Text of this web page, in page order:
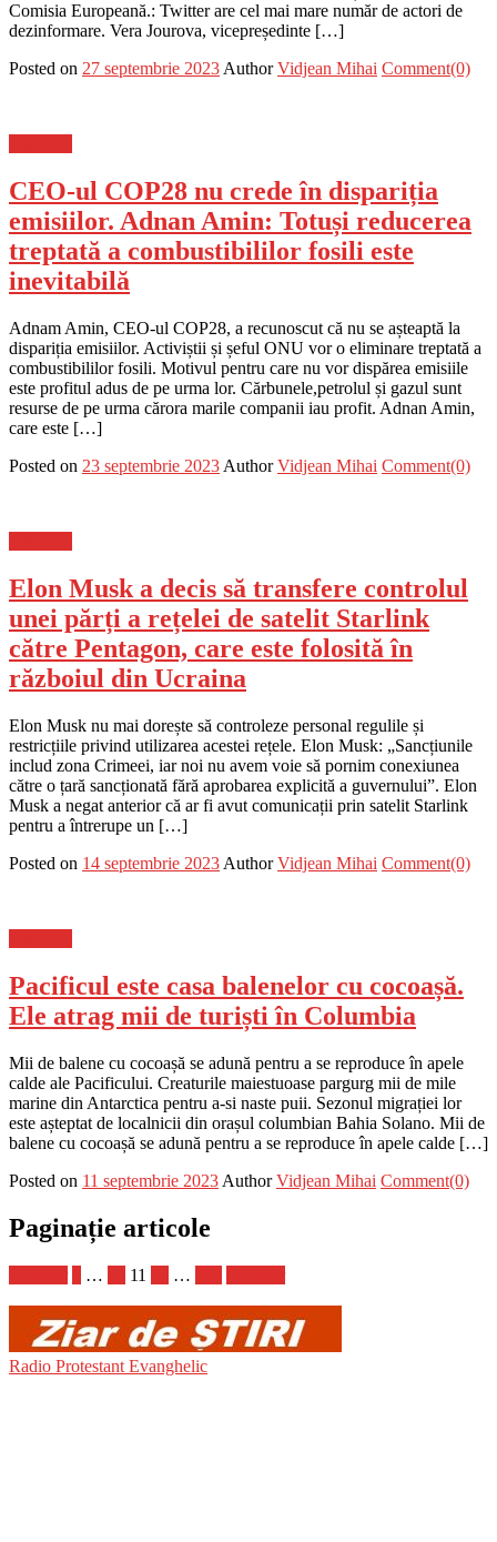
Comisia Europeană.: Twitter are cel mai mare număr de actori de
dezinformare. Vera Jourova, vicepreședinte […]
Posted on 27 septembrie 2023Author Vidjean Mihai Comment(0)
CEO-ul COP28 nu crede în dispariția
emisiilor. Adnan Amin: Totuși reducerea
treptată a combustibililor fosili este
inevitabilă
Adnam Amin, CEO-ul COP28, a recunoscut că nu se așteaptă la
dispariția emisiilor. Activiștii și șeful ONU vor o eliminare treptată a
combustibililor fosili. Motivul pentru care nu vor dispărea emisiile
este profitul adus de pe urma lor. Cărbunele,petrolul și gazul sunt
resurse de pe urma cărora marile companii iau profit. Adnan Amin,
care este […]
Posted on 23 septembrie 2023 Author Vidjean Mihai Comment(0)
Elon Musk a decis să transfere controlul
unei părți a rețelei de satelit Starlink
către Pentagon, care este folosită în
războiul din Ucraina
Elon Musk nu mai dorește să controleze personal regulile și
restricțiile privind utilizarea acestei rețele. Elon Musk: „Sancțiunile
includ zona Crimeei, iar noi nu avem voie să pornim conexiunea
către o țară sancționată fără aprobarea explicită a guvernului”. Elon
Musk a negat anterior că ar fi avut comunicații prin satelit Starlink
pentru a întrerupe un […]
Posted on 14 septembrie 2023 Author Vidjean Mihai Comment(0)
Pacificul este casa balenelor cu cocoașă.
Ele atrag mii de turiști în Columbia
Mii de balene cu cocoașă se adună pentru a se reproduce în apele
calde ale Pacificului. Creaturile maiestuoase pargurg mii de mile
marine din Antarctica pentru a-si naste puii. Sezonul migrației lor
este așteptat de localnicii din orașul columbian Bahia Solano. Mii de
balene cu cocoașă se adună pentru a se reproduce în apele calde […]
Posted on 11 septembrie 2023 Author Vidjean Mihai Comment(0)
Paginație articole
… 11 …
Radio Protestant Evanghelic